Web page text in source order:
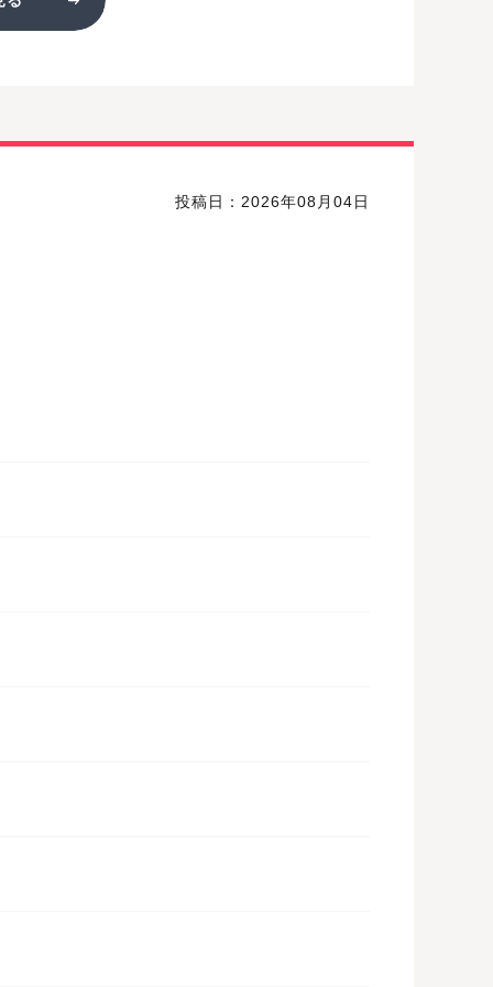
投稿日：2026年08月04日